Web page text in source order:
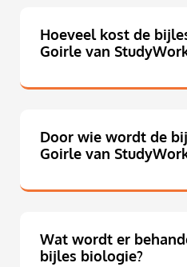
Hoeveel kost de
Goirle van
Door wie wordt de
Goirle van
Wat wordt er
bijles biologie?